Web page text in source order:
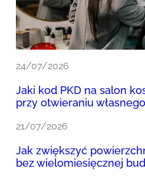
24/07/2026
Jaki kod PKD na salon
przy otwieraniu
21/07/2026
Jak zwiększyć
bez wielomiesięcznej